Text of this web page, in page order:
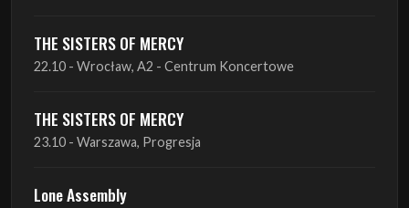
THE SISTERS OF MERCY
22.10 - Wrocław, A2 - Centrum Koncertowe
THE SISTERS OF MERCY
23.10 - Warszawa, Progresja
Lone Assembly